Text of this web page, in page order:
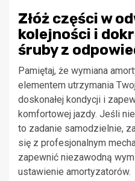
Złóż części w
kolejności i
śruby z
Pamiętaj, że wymiana
elementem utrzymania
doskonałej kondycji i
komfortowej jazdy. Jeśli
to zadanie samodzielnie,
się z profesjonalnym
zapewnić niezawodną
ustawienie amortyzatorów.